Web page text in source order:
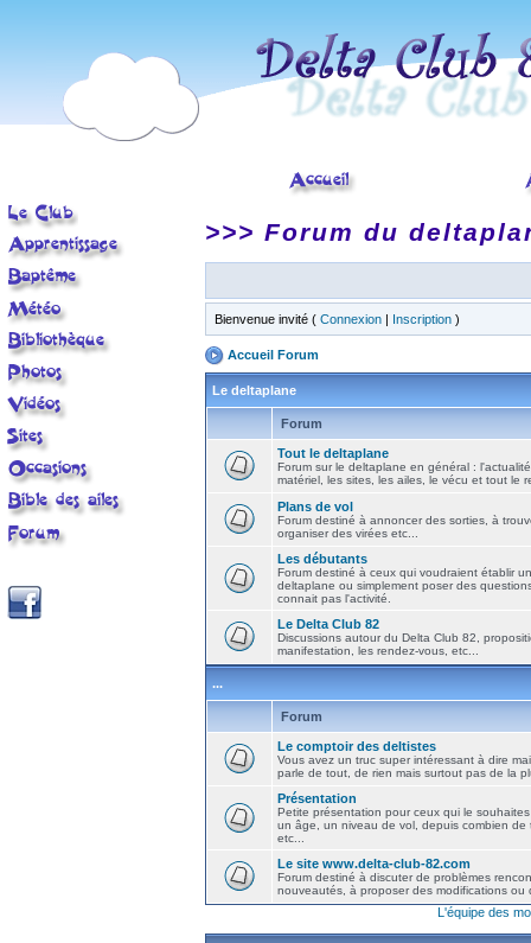
>>> Forum du
Bienvenue invité ( Connexion | Inscription )
Accueil Forum
Le deltaplane
Forum
Tout le deltaplane
Forum sur le deltaplane en général :
matériel, les sites, les ailes, le vécu et tout le
Plans de vol
Forum destiné à annoncer des sorties, à
organiser des virées etc...
Les débutants
Forum destiné à ceux qui voudraient établir
deltaplane ou simplement poser des
connait pas l'activité.
Le Delta Club 82
Discussions autour du Delta Club 82,
manifestation, les rendez-vous, etc...
...
Forum
Le comptoir des deltistes
Vous avez un truc super intéressant à dire
parle de tout, de rien mais surtout pas de la
Présentation
Petite présentation pour ceux qui le
un âge, un niveau de vol, depuis combien de
etc...
Le site www.delta-club-82.com
Forum destiné à discuter de problèmes
nouveautés, à proposer des modifications ou
L'équipe des